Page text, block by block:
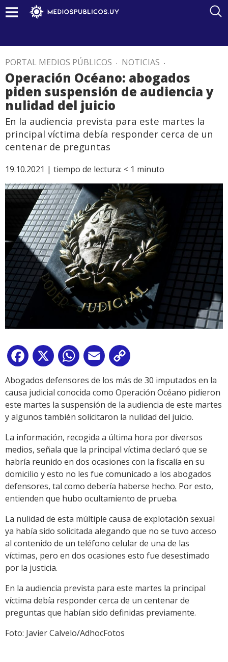
PORTAL MEDIOS PÚBLICOS . NOTICIAS .
Operación Océano: abogados
piden suspensión de audiencia y
nulidad del juicio
En la audiencia prevista para este martes la
principal víctima debía responder cerca de un
centenar de preguntas
19.10.2021 | tiempo de lectura: < 1 minuto
Facebook
X WhatsApp
Email
Link
Abogados defensores de los más de 30 imputados en la
causa judicial conocida como Operación Océano pidieron
este martes la suspensión de la audiencia de este martes
y algunos también solicitaron la nulidad del juicio.
La información, recogida a última hora por diversos
medios, señala que la principal víctima declaró que se
habría reunido en dos ocasiones con la fiscalía en su
domicilio y esto no les fue comunicado a los abogados
defensores, tal como debería haberse hecho. Por esto,
entienden que hubo ocultamiento de prueba.
La nulidad de esta múltiple causa de explotación sexual
ya había sido solicitada alegando que no se tuvo acceso
al contenido de un teléfono celular de una de las
víctimas, pero en dos ocasiones esto fue desestimado
por la justicia.
En la audiencia prevista para este martes la principal
víctima debía responder cerca de un centenar de
preguntas que habían sido definidas previamente.
Foto: Javier Calvelo/AdhocFotos